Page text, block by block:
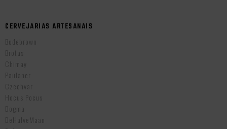
CERVEJARIAS ARTESANAIS
Bodebrown
Brotas
Chimay
Paulaner
Czechvar
Hocus Pocus
Dogma
DeHalveMaan